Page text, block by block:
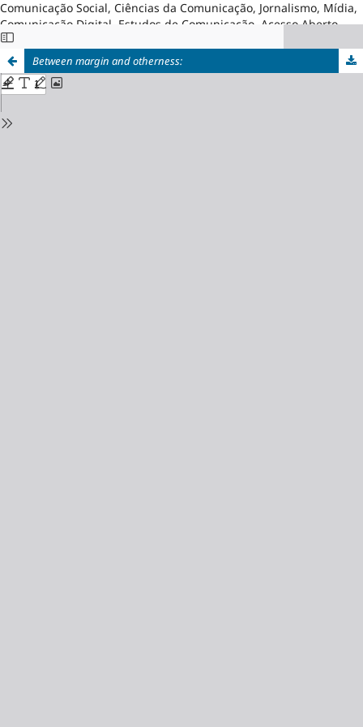
Comunicação Social, Ciências da Comunicação, Jornalismo, Mídia,
Comunicação Digital, Estudos de Comunicação, Acesso Aberto,
Brasil
Between margin and otherness: